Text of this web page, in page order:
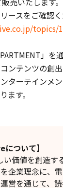
ースをご確認
topics/
」を
ンテンツの創
ターテインメ
ます。
ついて】
価値を創造す
企業理念に、
営を通じて、